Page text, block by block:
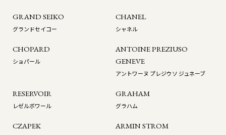
GRAND SEIKO
グランドセイコー
CHANEL
シャネル
CHOPARD
ショパール
ANTOINE PREZIUSO
GENEVE
アントワーヌ プレジウソ ジュネーブ
RESERVOIR
レゼルボワール
GRAHAM
グラハム
CZAPEK ARMIN STROM